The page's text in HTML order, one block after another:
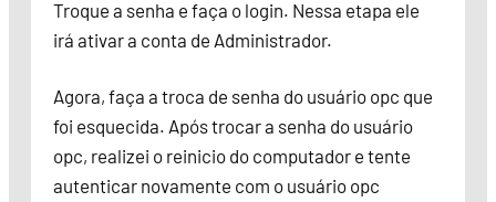
Troque a senha e faça o login. Nessa etapa ele
irá ativar a conta de Administrador.
Agora, faça a troca de senha do usuário opc que
foi esquecida. Após trocar a senha do usuário
opc, realizei o reinicio do computador e tente
autenticar novamente com o usuário opc